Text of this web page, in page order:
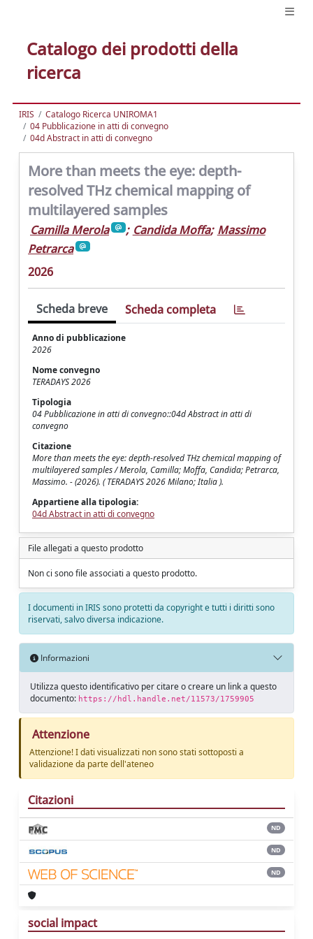
Catalogo dei prodotti della
ricerca
IRIS
Catalogo Ricerca UNIROMA1
04 Pubblicazione in atti di convegno
04d Abstract in atti di convegno
More than meets the eye: depth-
resolved THz chemical mapping of
multilayered samples
Camilla Merola ; Candida Moffa; Massimo
Petrarca
2026
Scheda breve Scheda completa
Anno di pubblicazione
2026
Nome convegno
TERADAYS 2026
Tipologia
04 Pubblicazione in atti di convegno::04d Abstract in atti di
convegno
Citazione
More than meets the eye: depth-resolved THz chemical mapping of
multilayered samples / Merola, Camilla; Moffa, Candida; Petrarca,
Massimo. - (2026). ( TERADAYS 2026 Milano; Italia ).
Appartiene alla tipologia:
04d Abstract in atti di convegno
File allegati a questo prodotto
Non ci sono file associati a questo prodotto.
I documenti in IRIS sono protetti da copyright e tutti i diritti sono
riservati, salvo diversa indicazione.
Informazioni
Utilizza questo identificativo per citare o creare un link a questo
documento: https://hdl.handle.net/11573/1759905
Attenzione
Attenzione! I dati visualizzati non sono stati sottoposti a
validazione da parte dell'ateneo
Citazioni
ND
ND
ND
social impact